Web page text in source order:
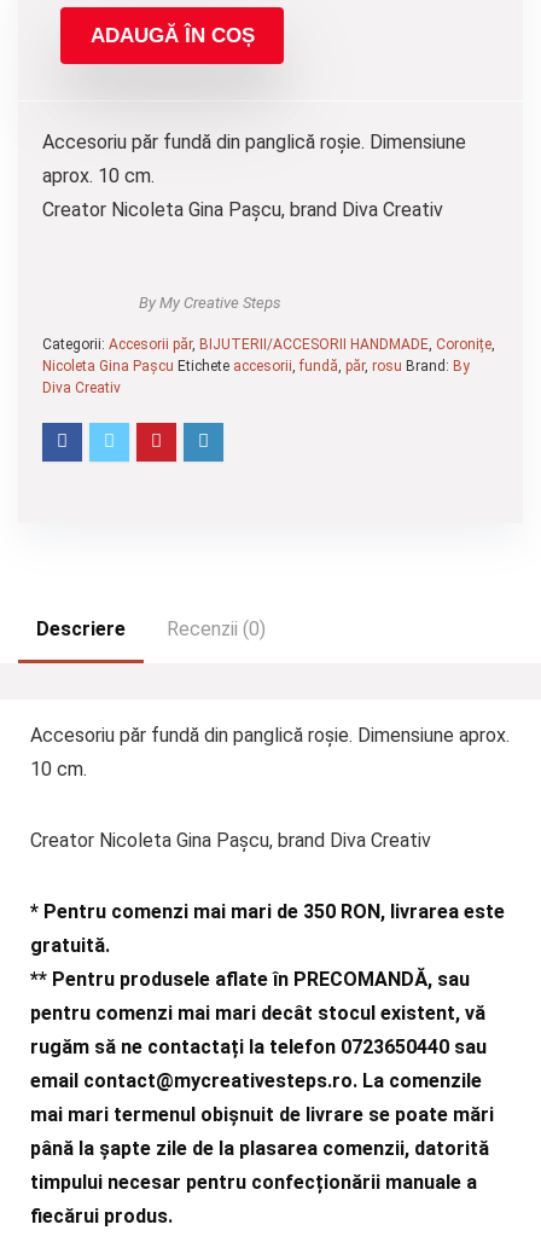
ADAUGĂ ÎN COȘ
Accesoriu păr fundă din panglică roșie. Dimensiune
aprox. 10 cm.
Creator Nicoleta Gina Pașcu, brand Diva Creativ
By My Creative Steps
Categorii: Accesorii păr, BIJUTERII/ACCESORII HANDMADE, Coronițe,
Nicoleta Gina Pașcu Etichete accesorii,fundă, păr, rosu Brand: By
Diva Creativ
Descriere Recenzii (0)
Accesoriu păr fundă din panglică roșie. Dimensiune aprox.
10 cm.
Creator Nicoleta Gina Pașcu, brand Diva Creativ
* Pentru comenzi mai mari de 350 RON, livrarea este
gratuită.
** Pentru produsele aflate în PRECOMANDĂ, sau
pentru comenzi mai mari decât stocul existent, vă
rugăm să ne contactați la telefon 0723650440 sau
email contact@mycreativesteps.ro. La comenzile
mai mari termenul obișnuit de livrare se poate mări
până la șapte zile de la plasarea comenzii, datorită
timpului necesar pentru confecționării manuale a
fiecărui produs.